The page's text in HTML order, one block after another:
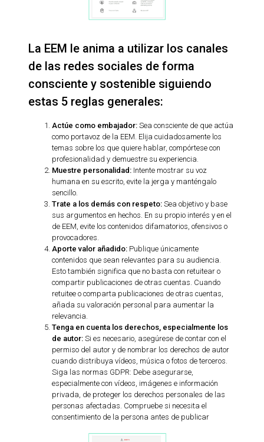
La EEM le anima a utilizar los canales
de las redes sociales de forma
consciente y sostenible siguiendo
estas 5 reglas generales:
Actúe como embajador: Sea consciente de que actúa
como portavoz de la EEM. Elija cuidadosamente los
temas sobre los que quiere hablar, compórtese con
profesionalidad y demuestre su experiencia.
Muestre personalidad: Intente mostrar su voz
humana en su escrito, evite la jerga y manténgalo
sencillo.
Trate a los demás con respeto: Sea objetivo y base
sus argumentos en hechos. En su propio interés y en el
de EEM, evite los contenidos difamatorios, ofensivos o
provocadores.
Aporte valor añadido: Publique únicamente
contenidos que sean relevantes para su audiencia.
Esto también significa que no basta con retuitear o
compartir publicaciones de otras cuentas. Cuando
retuitee o comparta publicaciones de otras cuentas,
añada su valoración personal para aumentar la
relevancia.
Tenga en cuenta los derechos, especialmente los
de autor: Si es necesario, asegúrese de contar con el
permiso del autor y de nombrar los derechos de autor
cuando distribuya vídeos, música o fotos de terceros.
Siga las normas GDPR: Debe asegurarse,
especialmente con vídeos, imágenes e información
privada, de proteger los derechos personales de las
personas afectadas. Compruebe si necesita el
consentimiento de la persona antes de publicar